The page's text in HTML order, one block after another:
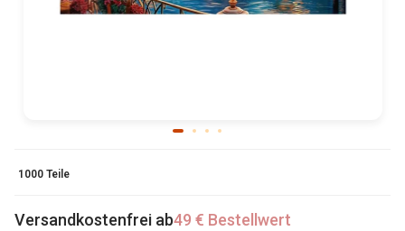
1000 Teile
Versandkostenfrei ab49 € Bestellwert